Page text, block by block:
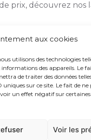
aux cookies
utilisons des technologies
des appareils. Le
de traiter des données
sur ce site. Le fait de ne
un effet négatif sur certaines
Voir les
prix, découvrez nos